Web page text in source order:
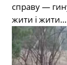
справу —
жити і жити…